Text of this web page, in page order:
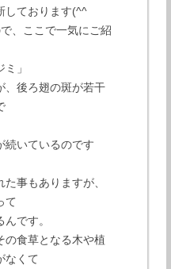
しております(^^
、ここで一気にご紹
」
、後ろ翅の斑が若干
続いているのです
事もありますが、
て
です。
の食草となる木や植
なくて